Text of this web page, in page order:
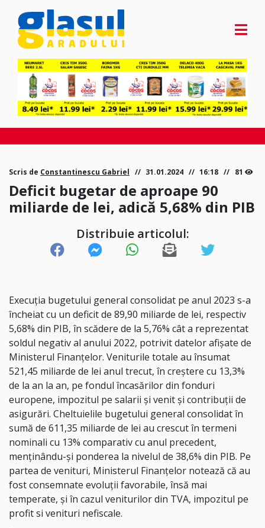
Scris de Constantinescu Gabriel 31.01.2024 16:18 81
Deficit bugetar de aproape 90
miliarde de lei, adică 5,68% din PIB
Distribuie articolul:
Execuţia bugetului general consolidat pe anul 2023 s-a
încheiat cu un deficit de 89,90 miliarde de lei, respectiv
5,68% din PIB, în scădere de la 5,76% cât a reprezentat
soldul negativ al anului 2022, potrivit datelor afişate de
Ministerul Finanţelor. Veniturile totale au însumat
521,45 miliarde de lei anul trecut, în creştere cu 13,3%
de la an la an, pe fondul încasărilor din fonduri
europene, impozitul pe salarii şi venit şi contribuţii de
asigurări. Cheltuielile bugetului general consolidat în
sumă de 611,35 miliarde de lei au crescut în termeni
nominali cu 13% comparativ cu anul precedent,
menţinându-şi ponderea la nivelul de 38,6% din PIB. Pe
partea de venituri, Ministerul Finanţelor notează că au
fost consemnate evoluţii favorabile, însă mai
temperate, şi în cazul veniturilor din TVA, impozitul pe
profit si venituri nefiscale.